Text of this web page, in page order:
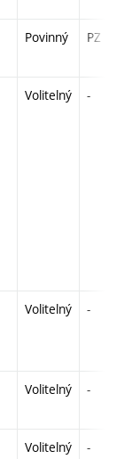
Povinný PZ
Volitelný -
Volitelný -
Volitelný -
Volitelný -